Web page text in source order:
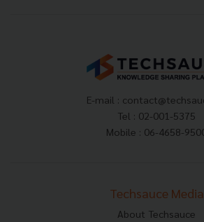
E-mail :
Tel : 02-001-5375
Mobile : 06-4658-
Techsauce Media
About Techsauce